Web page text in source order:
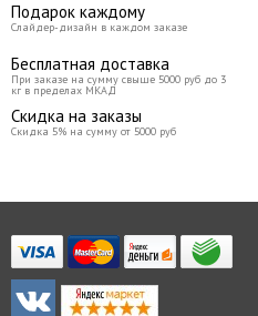
Подарок каждому
Слайдер-дизайн в каждом заказе
Бесплатная доставка
При заказе на сумму свыше 5000 руб до 3
кг в пределах МКАД
Скидка на заказы
Скидка 5% на сумму от 5000 руб